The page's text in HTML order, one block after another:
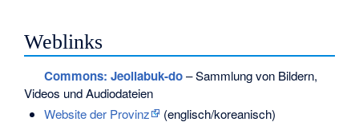
Weblinks
Commons: Jeollabuk-do– Sammlung von Bildern,
Videos und Audiodateien
Website der Provinz
(englisch/koreanisch)